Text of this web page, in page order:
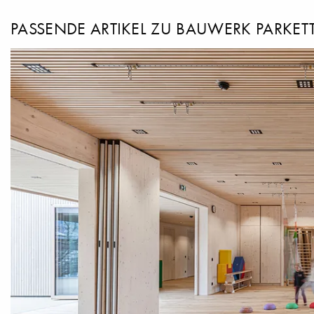
PASSENDE ARTIKEL ZU BAUWERK